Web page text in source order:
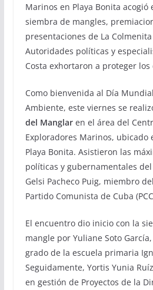
Marinos en Playa Bonita acogió
siembra de mangles,
presentaciones de La
Autoridades políticas y
Costa exhortaron a proteger los
Como bienvenida al Día
Ambiente, este viernes se
del Manglaren el área del
Exploradores Marinos, ubicado
Playa Bonita. Asistieron las
políticas y gubernamentales
Gelsi Pacheco Puig, miembro
Partido Comunista de Cuba
El encuentro dio inicio con la
mangle por Yuliane Soto
grado de la escuela primaria
Seguidamente, Yortis Yunia
en gestión de Proyectos de la